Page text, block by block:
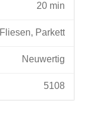
20 min
Fliesen, Parkett
Neuwertig
5108